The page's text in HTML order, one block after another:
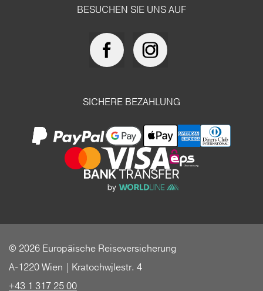
BESUCHEN SIE UNS AUF
SICHERE BEZAHLUNG
© 2026 Europäische Reiseversicherung
A-1220 Wien | Kratochwjlestr. 4
+43 1 317 25 00